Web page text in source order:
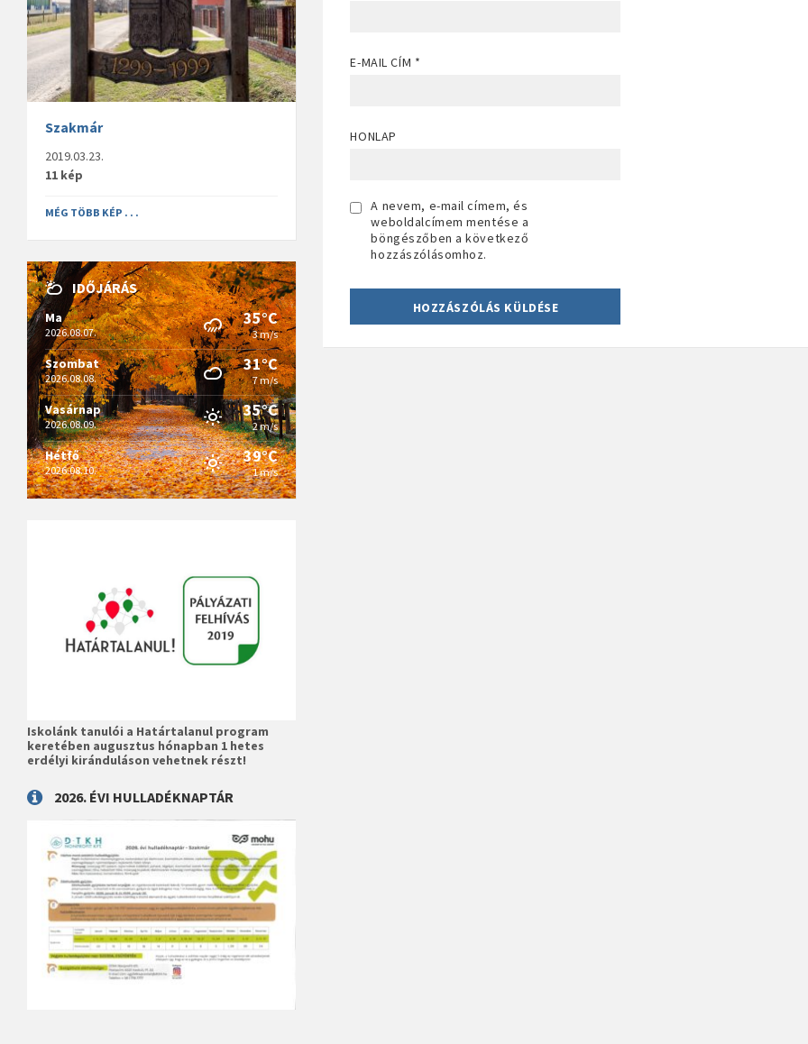
E-MAIL CÍM *
HONLAP
A nevem, e-mail címem, és
weboldalcímem mentése a
böngészőben a következő
hozzászólásomhoz.
Szakmár
2019.03.23.
11 kép
MÉG TÖBB KÉP . . .
IDŐJÁRÁS
Ma
2026.08.07.
35°C
3 m/s
Szombat
2026.08.08.
31°C
7 m/s
Vasárnap
2026.08.09.
35°C
2 m/s
Hétfő
2026.08.10.
39°C
1 m/s
Iskolánk tanulói a Határtalanul program
keretében augusztus hónapban 1 hetes
erdélyi kiránduláson vehetnek részt!
2026. ÉVI HULLADÉKNAPTÁR